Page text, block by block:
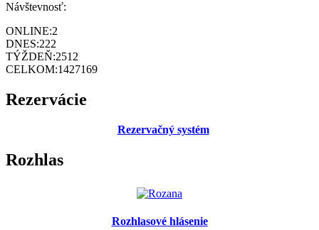
Návštevnosť:
ONLINE:2
DNES:222
TÝŽDEŇ:2512
CELKOM:1427169
Rezervácie
Rezervačný systém
Rozhlas
Rozhlasové hlásenie